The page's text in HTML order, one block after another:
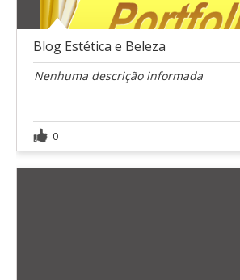
Blog Estética e Beleza
Nenhuma descrição informada
0